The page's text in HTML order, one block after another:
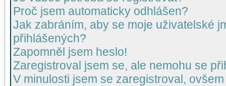
Proč jsem automaticky odhlášen?
Jak zabráním, aby se moje uživatelské
přihlášených?
Zapomněl jsem heslo!
Zaregistroval jsem se, ale nemohu se
V minulosti jsem se zaregistroval,